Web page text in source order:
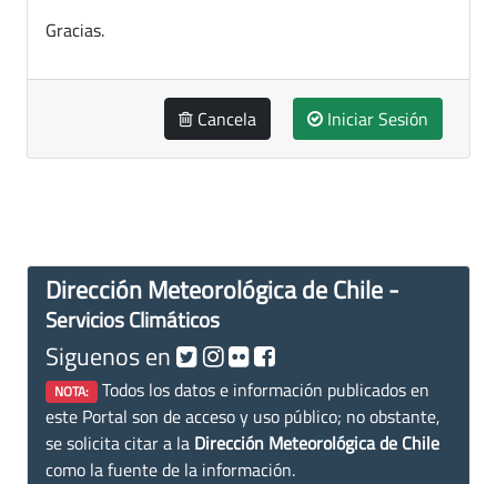
Gracias.
Cancela Iniciar Sesión
Dirección Meteorológica de Chile -
Servicios Climáticos
Siguenos en
NOTA: Todos los datos e información publicados en
este Portal son de acceso y uso público; no obstante,
se solicita citar a la Dirección Meteorológica de Chile
como la fuente de la información.